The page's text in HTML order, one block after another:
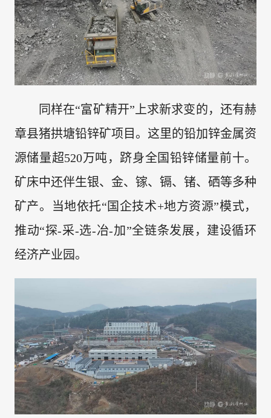
同样在“富矿精开”上求新求变的，还有赫
章县猪拱塘铅锌矿项目。这里的铅加锌金属资
源储量超520万吨，跻身全国铅锌储量前十。
矿床中还伴生银、金、镓、镉、锗、硒等多种
矿产。当地依托“国企技术+地方资源”模式，
推动“探-采-选-冶-加”全链条发展，建设循环
经济产业园。